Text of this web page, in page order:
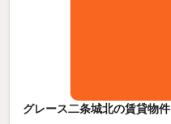
グレース二条城北の賃貸物件